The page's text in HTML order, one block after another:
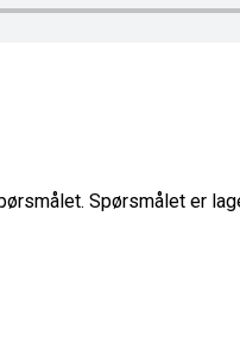
Spørsmålet er